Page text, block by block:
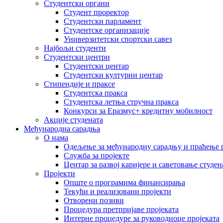
Студентски органи
Студент проректор
Студентски парламент
Студентске организације
Универзитетски спортски савез
Најбољи студенти
Студентски центри
Студентски центар
Студентски културни центар
Стипендије и праксе
Студентска пракса
Студентска летња стручна пракса
Конкурси за Еразмус+ кредитну мобилност
Акције студената
Међународна сарадња
О нама
Одељење за међународну сарадњу и праћење
Служба за пројекте
Центар за развој каријере и саветовање
Пројекти
Опште о програмима финансирања
Текући и реализовани пројекти
Отворени позиви
Процедура претпријаве пројеката
Интерне процедуре за руководиоце пројеката